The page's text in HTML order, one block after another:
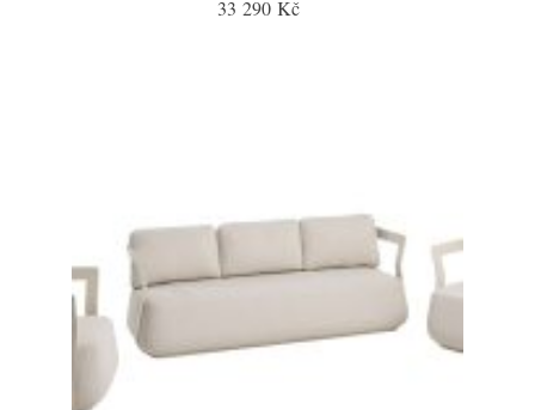
33 290 Kč